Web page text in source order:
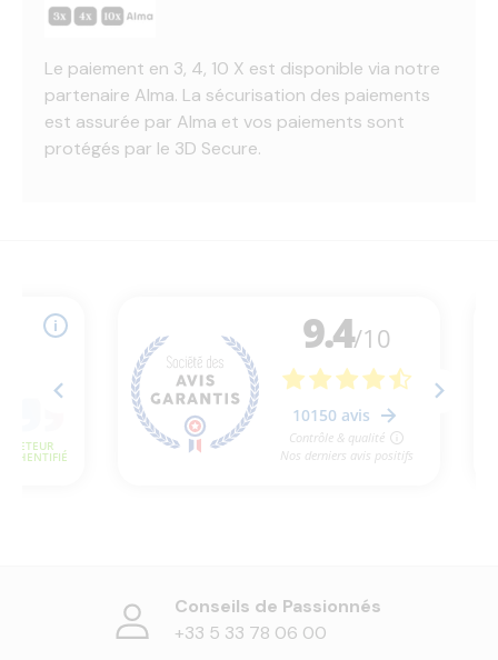
Le paiement en 3, 4, 10 X est disponible via notre
partenaire Alma. La sécurisation des paiements
est assurée par Alma et vos paiements sont
protégés par le 3D Secure.
Conseils de Passionnés
+33 5 33 78 06 00